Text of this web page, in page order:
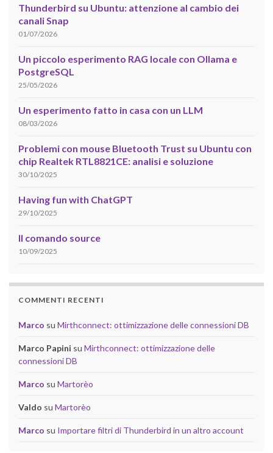
Thunderbird su Ubuntu: attenzione al cambio dei
canali Snap
01/07/2026
Un piccolo esperimento RAG locale con Ollama e
PostgreSQL
25/05/2026
Un esperimento fatto in casa con un LLM
08/03/2026
Problemi con mouse Bluetooth Trust su Ubuntu con
chip Realtek RTL8821CE: analisi e soluzione
30/10/2025
Having fun with ChatGPT
29/10/2025
Il comando source
10/09/2025
COMMENTI RECENTI
Marco su Mirthconnect: ottimizzazione delle connessioni DB
Marco Papini su Mirthconnect: ottimizzazione delle
connessioni DB
Marco su Martorèo
Valdo su Martorèo
Marco su Importare filtri di Thunderbird in un altro account